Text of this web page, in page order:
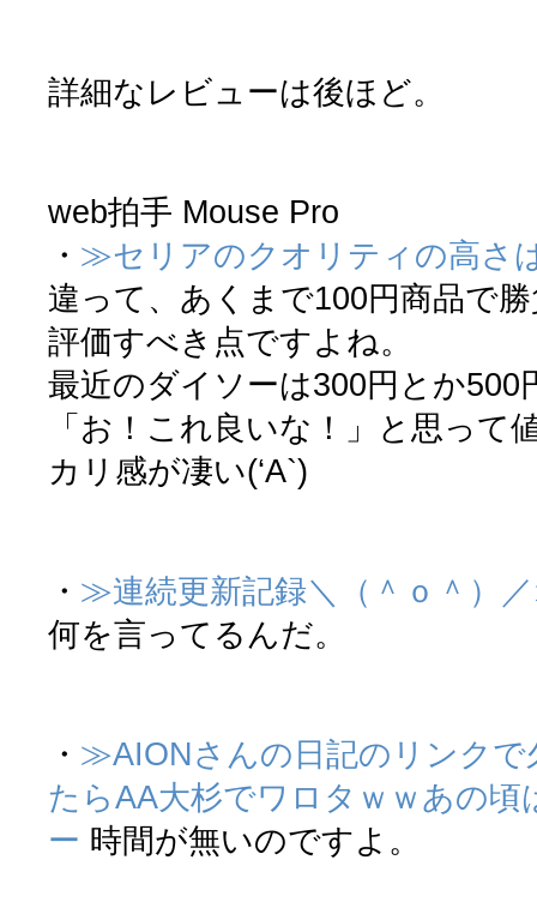
詳細なレビューは後ほど。
web拍手 Mouse Pro
・ ≫セリアのクオリティの高さ
違って、あくまで100円商品で
評価すべき点ですよね。
最近のダイソーは300円とか500
「お！これ良いな！」と思って
カリ感が凄い(‘A`)
・ ≫連続更新記録＼（＾ｏ＾）
何を言ってるんだ。
・ ≫AIONさんの日記のリンクで
たらAA大杉でワロタｗｗあの
ー 時間が無いのですよ。